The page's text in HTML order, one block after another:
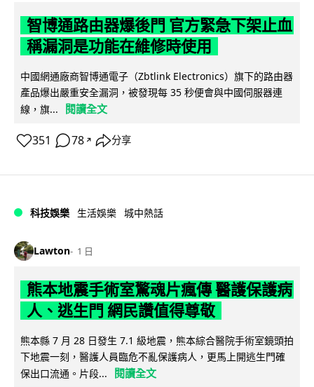
智博通路由器爆後門 官方緊急下架止血
稱漏洞是功能在維修時使用
中國網通廠商智博通電子（Zbtlink Electronics）旗下的路由器
產品爆出嚴重安全漏洞，被發現每 35 秒便會與中國伺服器連
線，旗...
閱讀全文
351 78 ↗ 分享
科技娛樂 生活娛樂 城中熱話
Lawton 1 日
熊本地震手術室驚魂片瘋傳 醫護保護病
人、逃生門 網民讚值得尊敬
熊本縣 7 月 28 日發生 7.1 級地震，熊本綜合醫院手術室鏡頭拍
下地震一刻，醫護人員臨危不亂保護病人，更馬上開逃生門確
保出口流通。片段...
閱讀全文